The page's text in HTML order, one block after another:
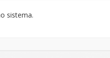
sistema.